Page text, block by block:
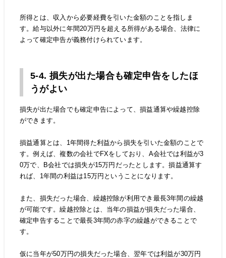
所得とは、収入から必要経費を引いた金額のことを指しま
す。給与以外に年間20万円を超える所得がある場合、法律に
よって確定申告が義務付けられています。
5-4. 損失が出た場合も確定申告をしたほ
うがよい
損失が出た場合でも確定申告によって、損益通算や繰越控除
ができます。
損益通算とは、1年間得た利益から損失を引いた金額のことで
す。例えば、複数の会社でFXをしており、A会社では利益が3
0万で、B会社では損失が15万円だったとします。損益通算す
れば、1年間の利益は15万円ということになります。
また、損失だった場合、繰越控除が利用でき最長3年間の繰越
が可能です。繰越控除とは、当年の損益が損失だった場合、
確定申告することで最長3年間の赤字の繰越ができることで
す。
仮に当年が50万円の損失だった場合、翌年では利益が30万円